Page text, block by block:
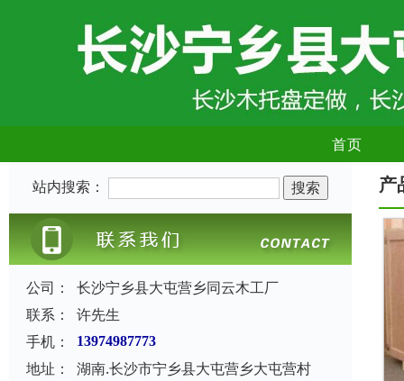
首页
站内搜索：
公司：
长沙宁乡县大屯营乡同云木工厂
联系：
许先生
手机：
13974987773
地址：
湖南.长沙市宁乡县大屯营乡大屯营村
产